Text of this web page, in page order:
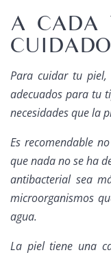
A CADA
CUIDADO
Para cuidar tu piel,
adecuados para tu
necesidades que la
Es recomendable
que nada no se ha
antibacterial sea
microorganismos
agua.
La piel tiene una